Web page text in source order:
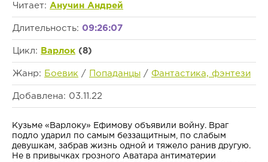
Читает: Анучин Андрей
Длительность: 09:26:07
Цикл: Варлок (8)
Жанр: Боевик / Попаданцы / Фантастика, фэнтези
Добавлена: 03.11.22
Кузьме «Варлоку» Ефимову объявили войну. Враг
подло ударил по самым беззащитным, по слабым
девушкам, забрав жизнь одной и тяжело ранив другую.
Не в привычках грозного Аватара антиматерии